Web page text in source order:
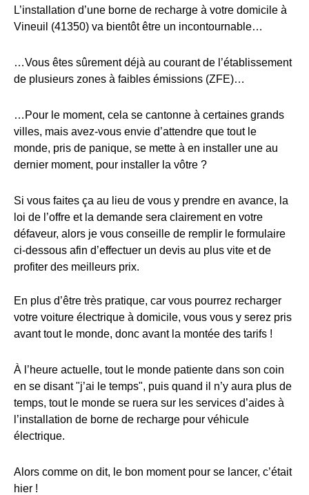
L’installation d’une borne de recharge à votre domicile à
Vineuil (41350) va bientôt être un incontournable…
…Vous êtes sûrement déjà au courant de l’établissement
de plusieurs zones à faibles émissions (ZFE)…
…Pour le moment, cela se cantonne à certaines grands
villes, mais avez-vous envie d’attendre que tout le
monde, pris de panique, se mette à en installer une au
dernier moment, pour installer la vôtre ?
Si vous faites ça au lieu de vous y prendre en avance, la
loi de l’offre et la demande sera clairement en votre
défaveur, alors je vous conseille de remplir le formulaire
ci-dessous afin d’effectuer un devis au plus vite et de
profiter des meilleurs prix.
En plus d’être très pratique, car vous pourrez recharger
votre voiture électrique à domicile, vous vous y serez pris
avant tout le monde, donc avant la montée des tarifs !
À l’heure actuelle, tout le monde patiente dans son coin
en se disant "j’ai le temps", puis quand il n’y aura plus de
temps, tout le monde se ruera sur les services d’aides à
l’installation de borne de recharge pour véhicule
électrique.
Alors comme on dit, le bon moment pour se lancer, c’était
hier !